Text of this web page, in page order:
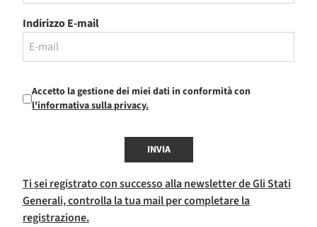
Indirizzo E-mail
Accetto la gestione dei miei dati in conformità con
l'informativa sulla privacy.
INVIA
Ti sei registrato con successo alla newsletter de Gli Stati
Generali, controlla la tua mail per completare la
registrazione.